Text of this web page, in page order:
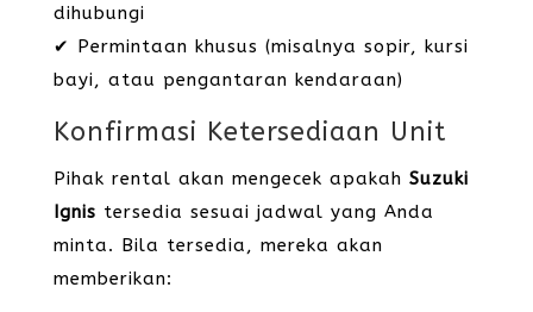
dihubungi
✔ Permintaan khusus (misalnya sopir, kursi
bayi, atau pengantaran kendaraan)
Konfirmasi Ketersediaan Unit
Pihak rental akan mengecek apakah Suzuki
Ignis tersedia sesuai jadwal yang Anda
minta. Bila tersedia, mereka akan
memberikan: